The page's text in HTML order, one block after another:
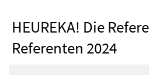
HEUREKA! Die
Referenten 2024